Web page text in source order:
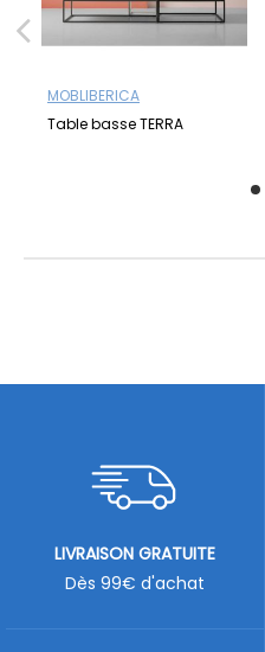
MOBLIBERICA
Table basse TERRA
LIVRAISON GRATUITE
Dès 99€ d'achat